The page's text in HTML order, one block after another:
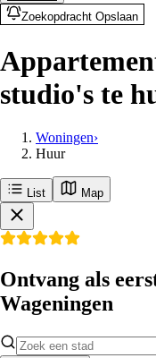
Zoekopdracht Opslaan
studio's te
Woningen›
Huur
List Map
Ontvang als
Wageningen